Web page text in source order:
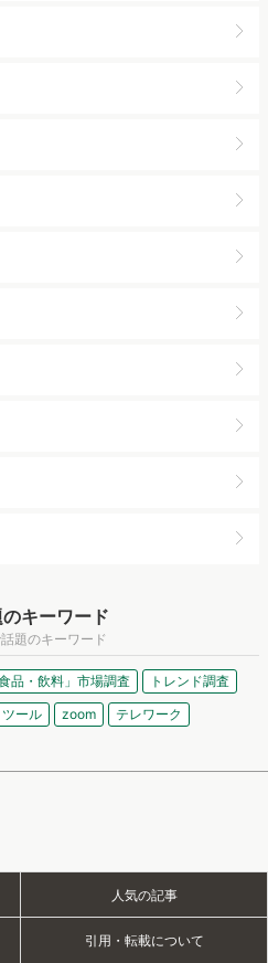
キーワード
題のキーワード
食品・飲料」市場調査
トレンド調査
ツール zoom テレワーク
人気の記事
引用・転載について